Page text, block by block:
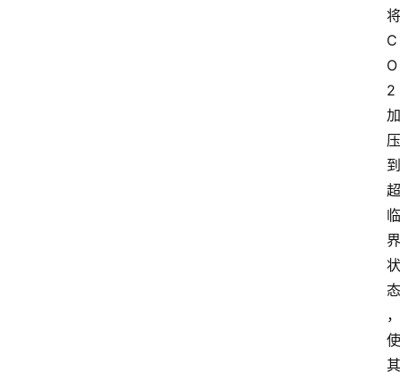
将
C
O
2
加
压
到
超
临
界
状
态
，
使
其